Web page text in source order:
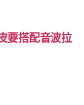
要搭配音波拉